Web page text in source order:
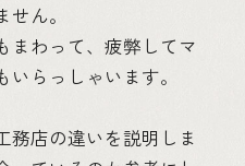
ん。
まわって、疲弊してマ
らっしゃいます。
務店の違いを説明しま